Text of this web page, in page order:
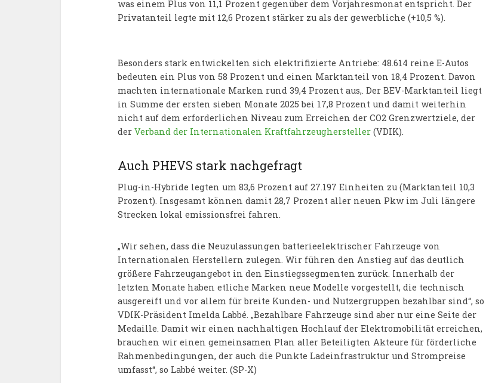
was einem Plus von 11,1 Prozent gegenüber dem Vorjahresmonat entspricht. Der
Privatanteil legte mit 12,6 Prozent stärker zu als der gewerbliche (+10,5 %).
Besonders stark entwickelten sich elektrifizierte Antriebe: 48.614 reine E-Autos
bedeuten ein Plus von 58 Prozent und einen Marktanteil von 18,4 Prozent. Davon
machten internationale Marken rund 39,4 Prozent aus,. Der BEV-Marktanteil liegt
in Summe der ersten sieben Monate 2025 bei 17,8 Prozent und damit weiterhin
nicht auf dem erforderlichen Niveau zum Erreichen der CO2 Grenzwertziele, der
der Verband der Internationalen Kraftfahrzeughersteller (VDIK).
Auch PHEVS stark nachgefragt
Plug-in-Hybride legten um 83,6 Prozent auf 27.197 Einheiten zu (Marktanteil 10,3
Prozent). Insgesamt können damit 28,7 Prozent aller neuen Pkw im Juli längere
Strecken lokal emissionsfrei fahren.
„Wir sehen, dass die Neuzulassungen batterieelektrischer Fahrzeuge von
Internationalen Herstellern zulegen. Wir führen den Anstieg auf das deutlich
größere Fahrzeugangebot in den Einstiegssegmenten zurück. Innerhalb der
letzten Monate haben etliche Marken neue Modelle vorgestellt, die technisch
ausgereift und vor allem für breite Kunden- und Nutzergruppen bezahlbar sind“, so
VDIK-Präsident Imelda Labbé. „Bezahlbare Fahrzeuge sind aber nur eine Seite der
Medaille. Damit wir einen nachhaltigen Hochlauf der Elektromobilität erreichen,
brauchen wir einen gemeinsamen Plan aller Beteiligten Akteure für förderliche
Rahmenbedingungen, der auch die Punkte Ladeinfrastruktur und Strompreise
umfasst“, so Labbé weiter. (SP-X)